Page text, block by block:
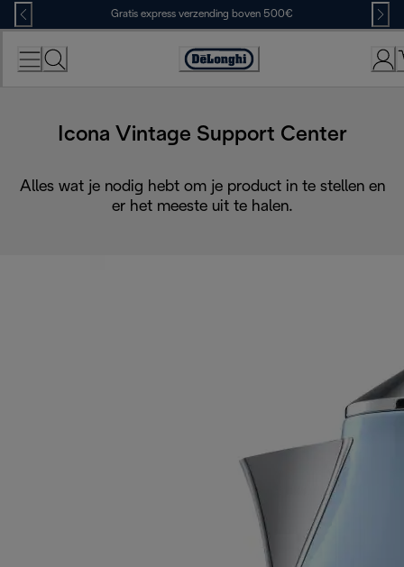
Skip
to
Content
Gratis express verzending boven 500€
Accessibility
Icona Vintage Support Center
Alles wat je nodig hebt om je product in te stellen en
er het meeste uit te halen.